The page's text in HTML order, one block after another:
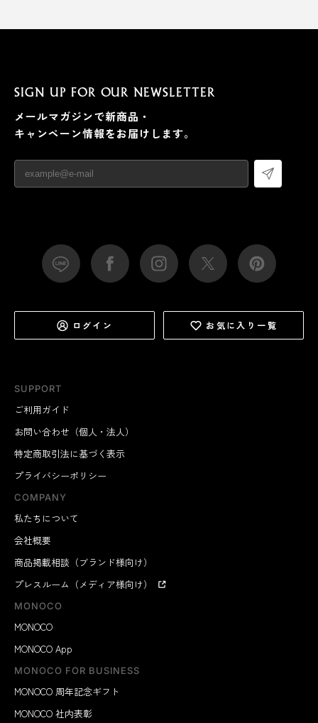
SUPPORT
ご利用ガイド
お問い合わせ（個人・法人）
特定商取引法に基づく表示
プライバシーポリシー
COMPANY
私たちについて
会社概要
商品掲載相談（ブランド様向け）
プレスルーム（メディア様向け）
MONOCO
MONOCO
MONOCO App
MONOCO FOR BUSINESS
MONOCO 周年記念ギフト
MONOCO 社内表彰
SIGN UP FOR OUR NEWSLETTER
メールマガジンで新商品・
キャンペーン情報をお届けします。
ログイン お気に入り一覧